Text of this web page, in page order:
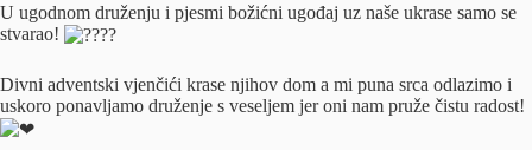
U ugodnom druženju i pjesmi božićni ugođaj uz naše ukrase samo se
stvarao!
Divni adventski vjenčići krase njihov dom a mi puna srca odlazimo i
uskoro ponavljamo druženje s veseljem jer oni nam pruže čistu radost!